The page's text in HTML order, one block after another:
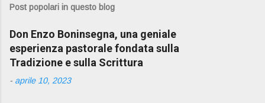
Post popolari in questo blog
Don Enzo Boninsegna, una geniale
esperienza pastorale fondata sulla
Tradizione e sulla Scrittura
- aprile 10, 2023